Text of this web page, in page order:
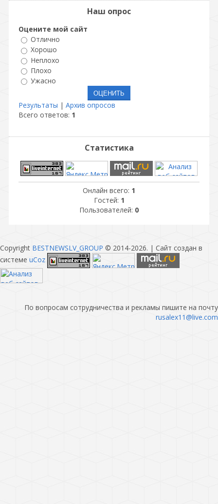
Наш опрос
Оцените мой сайт
Отлично
Хорошо
Неплохо
Плохо
Ужасно
Результаты | Архив опросов
Всего ответов: 1
Статистика
Онлайн всего: 1
Гостей: 1
Пользователей: 0
Copyright BESTNEWSLV_GROUP © 2014-2026. | Сайт создан в
системе uCoz
По вопросам сотрудничества и рекламы пишите на почту
rusalex11@live.com